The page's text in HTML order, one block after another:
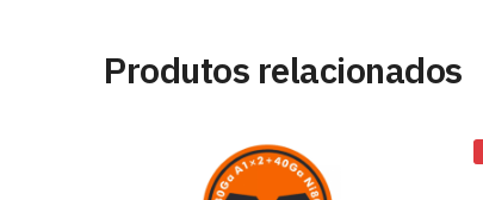
Produtos relacionados